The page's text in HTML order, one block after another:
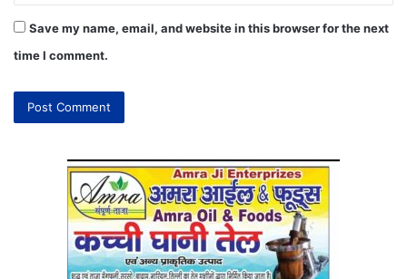
Save my name, email, and website in this browser for the next
time I comment.